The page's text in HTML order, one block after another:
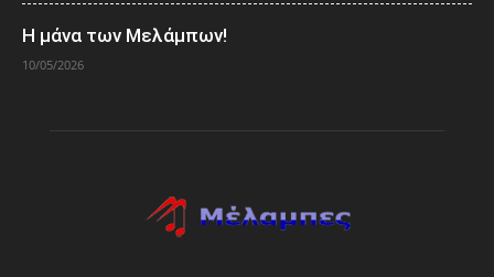
Η μάνα των Μελάμπων!
10/05/2026